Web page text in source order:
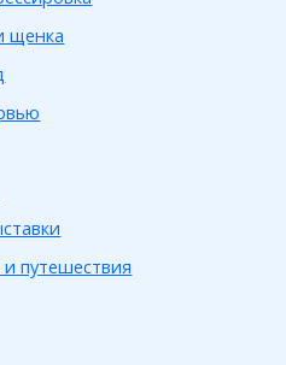
щенка
путешествия